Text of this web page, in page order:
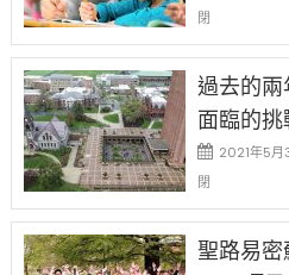
閉
過去的
面臨的
2021年5月
閉
聖路易